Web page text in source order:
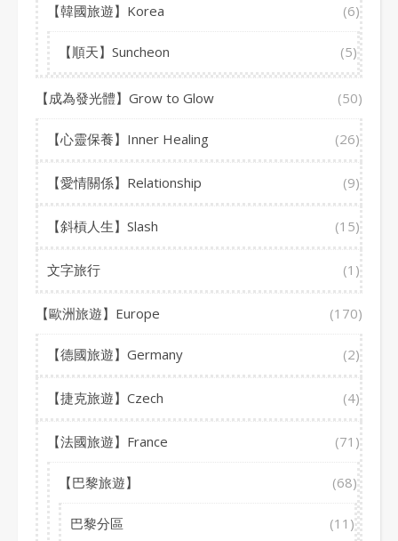
【韓國旅遊】Korea (6)
【順天】Suncheon (5)
【成為發光體】Grow to Glow (50)
【心靈保養】Inner Healing (26)
【愛情關係】Relationship (9)
【斜槓人生】Slash (15)
文字旅行 (1)
【歐洲旅遊】Europe (170)
【德國旅遊】Germany (2)
【捷克旅遊】Czech (4)
【法國旅遊】France (71)
【巴黎旅遊】 (68)
巴黎分區 (11)